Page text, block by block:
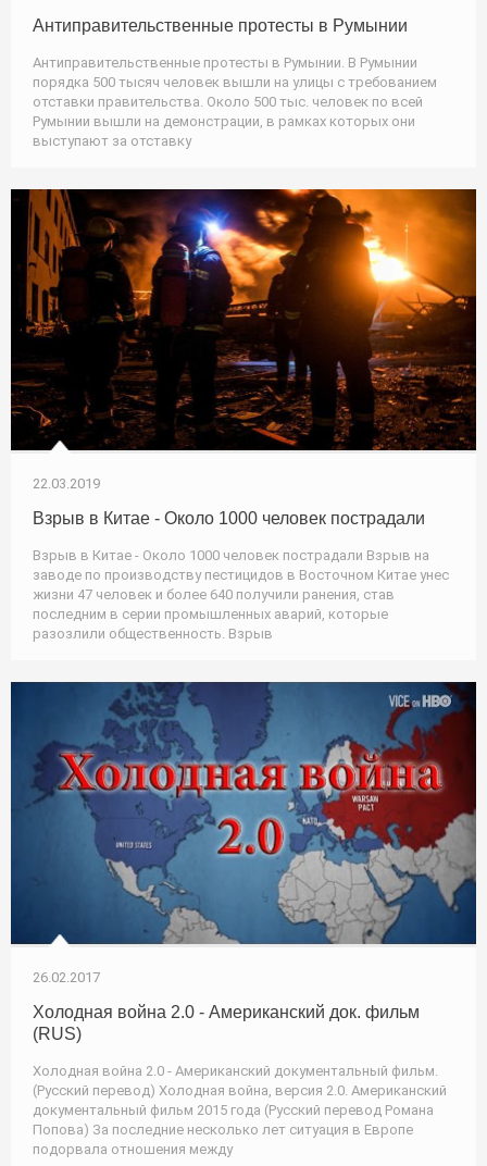
Антиправительственные протесты в Румынии
Антиправительственные протесты в Румынии. В Румынии
порядка 500 тысяч человек вышли на улицы с требованием
отставки правительства. Около 500 тыс. человек по всей
Румынии вышли на демонстрации, в рамках которых они
выступают за отставку
22.03.2019
Взрыв в Китае - Около 1000 человек пострадали
Взрыв в Китае - Около 1000 человек пострадали Взрыв на
заводе по производству пестицидов в Восточном Китае унес
жизни 47 человек и более 640 получили ранения, став
последним в серии промышленных аварий, которые
разозлили общественность. Взрыв
26.02.2017
Холодная война 2.0 - Американский док. фильм
(RUS)
Холодная война 2.0 - Американский документальный фильм.
(Русский перевод) Холодная война, версия 2.0. Американский
документальный фильм 2015 года (Русский перевод Романа
Попова) За последние несколько лет ситуация в Европе
подорвала отношения между